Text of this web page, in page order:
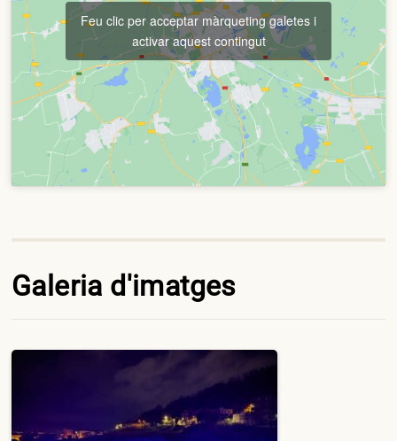
Feu clic per acceptar màrqueting galetes i
activar aquest contingut
Galeria d'imatges